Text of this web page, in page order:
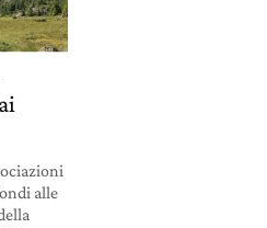
alle